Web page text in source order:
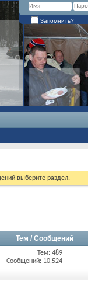
Запомнить?
выберите раздел.
Тем / Сообщений
Тем: 489
Сообщений: 10,524